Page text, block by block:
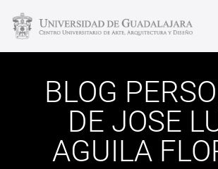
BLOG
DE JOSE
AGUILA